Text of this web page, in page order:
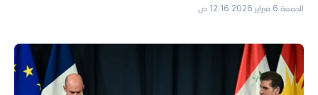
الجمعة 6 فبراير 2026 12:16 ص